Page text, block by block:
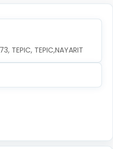
TEPIC, TEPIC,NAYARIT